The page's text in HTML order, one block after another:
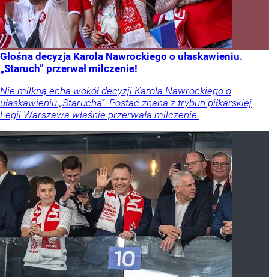
Głośna decyzja Karola Nawrockiego o ułaskawieniu.
„Staruch” przerwał milczenie!
Nie milkną echa wokół decyzji Karola Nawrockiego o
ułaskawieniu „Starucha”. Postać znana z trybun piłkarskiej
Legii Warszawa właśnie przerwała milczenie.